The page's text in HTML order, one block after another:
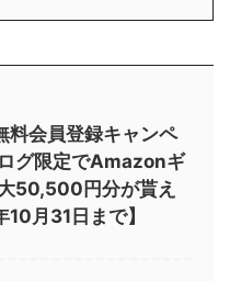
料会員登録キャンペ
グ限定でAmazonギ
50,500円分が貰え
月31日まで】